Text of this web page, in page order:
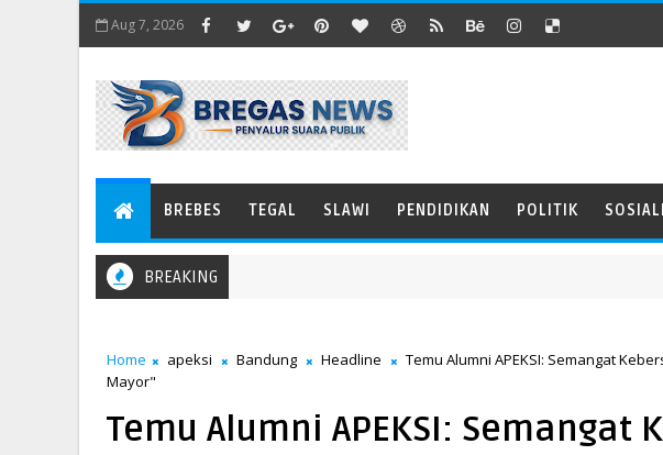
Aug 7, 2026
BREBES TEGAL SLAWI PENDIDIKAN POLITIK
BREAKING
Home apeksi Bandung Headline
Temu Alumni APEKSI: Semangat
Mayor"
Temu Alumni APEKSI: Semangat